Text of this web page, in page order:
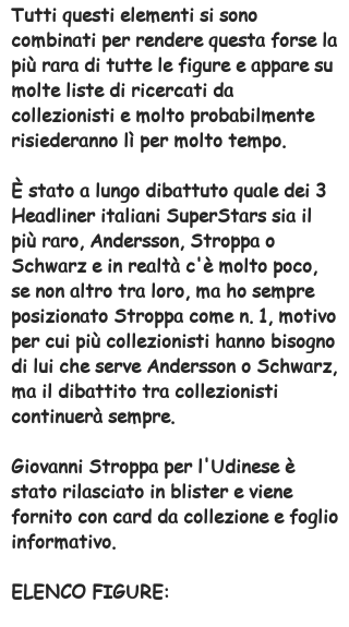
Tutti questi elementi si sono
combinati per rendere questa forse la
più rara di tutte le figure e appare su
molte liste di ricercati da
collezionisti e molto probabilmente
risiederanno lì per molto tempo.
È stato a lungo dibattuto quale dei 3
Headliner italiani SuperStars sia il
più raro, Andersson, Stroppa o
Schwarz e in realtà c'è molto poco,
se non altro tra loro, ma ho sempre
posizionato Stroppa come n. 1, motivo
per cui più collezionisti hanno bisogno
di lui che serve Andersson o Schwarz,
ma il dibattito tra collezionisti
continuerà sempre.
Giovanni Stroppa per l'Udinese è
stato rilasciato in blister e viene
fornito con card da collezione e foglio
informativo.
ELENCO FIGURE: